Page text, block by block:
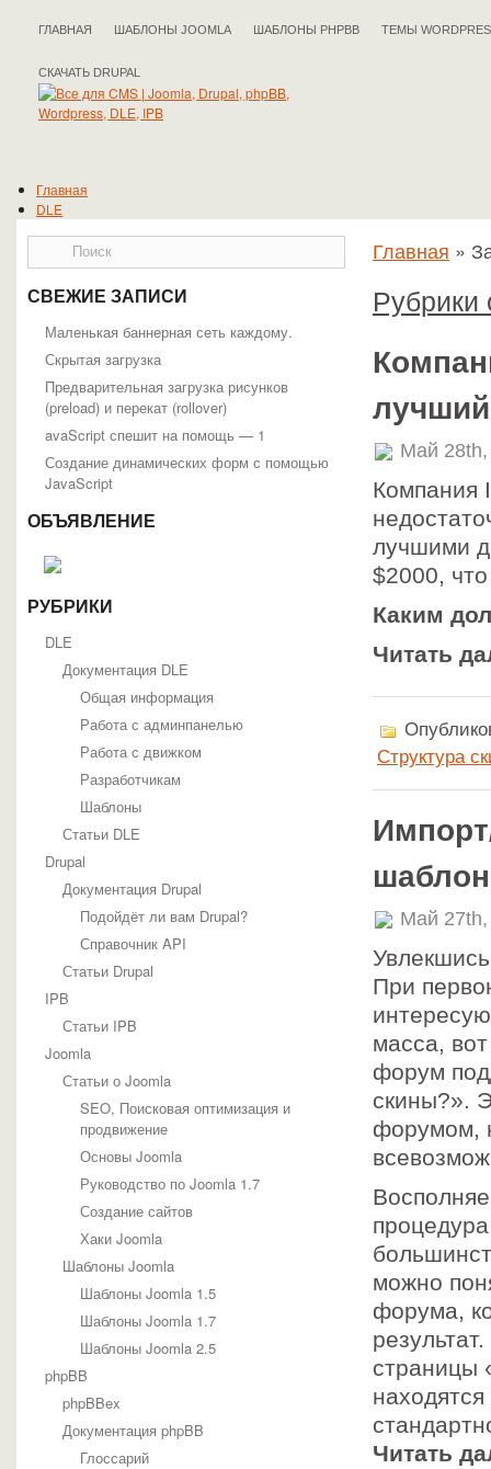
ГЛАВНАЯ ШАБЛОНЫ JOOMLA ШАБЛОНЫ PHPBB ТЕМЫ
СКАЧАТЬ DRUPAL
Главная
DLE
Joomla
phpBB
WordPress
Полезные статьи
СВЕЖИЕ ЗАПИСИ
Маленькая баннерная сеть каждому.
Скрытая загрузка
Предварительная загрузка рисунков
(preload) и перекат (rollover)
avaScript спешит на помощь — 1
Создание динамических форм с помощью
JavaScript
ОБЪЯВЛЕНИЕ
РУБРИКИ
DLE
Документация DLE
Общая информация
Работа с админпанелью
Работа с движком
Разработчикам
Шаблоны
Статьи DLE
Drupal
Документация Drupal
Подойдёт ли вам Drupal?
Справочник API
Статьи Drupal
IPB
Статьи IPB
Joomla
Статьи о Joomla
SEO, Поисковая оптимизация и
продвижение
Основы Joomla
Руководство по Joomla 1.7
Создание сайтов
Хаки Joomla
Шаблоны Joomla
Шаблоны Joomla 1.5
Шаблоны Joomla 1.7
Шаблоны Joomla 2.5
phpBB
phpBBex
Документация phpBB
Глоссарий
Главная »
Рубрики
Май
Компания
лучшими
$2000,
Каким
Читать
Структура
Май
При
масса,
форум
скины?».
форумом,
можно
форума,
страницы
Читать